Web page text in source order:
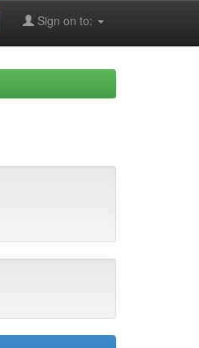
Sign on to: